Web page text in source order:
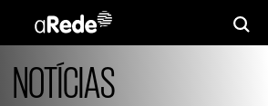
NOTÍCIAS